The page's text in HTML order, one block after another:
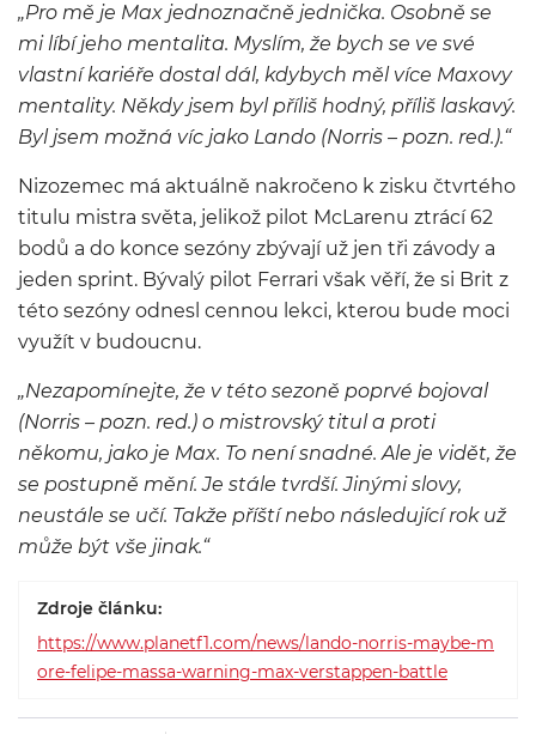
„Pro mě je Max jednoznačně jednička. Osobně se
mi líbí jeho mentalita. Myslím, že bych se ve své
vlastní kariéře dostal dál, kdybych měl více Maxovy
mentality. Někdy jsem byl příliš hodný, příliš laskavý.
Byl jsem možná víc jako Lando (Norris – pozn. red.).“
Nizozemec má aktuálně nakročeno k zisku čtvrtého
titulu mistra světa, jelikož pilot McLarenu ztrácí 62
bodů a do konce sezóny zbývají už jen tři závody a
jeden sprint. Bývalý pilot Ferrari však věří, že si Brit z
této sezóny odnesl cennou lekci, kterou bude moci
využít v budoucnu.
„Nezapomínejte, že v této sezoně poprvé bojoval
(Norris – pozn. red.) o mistrovský titul a proti
někomu, jako je Max. To není snadné. Ale je vidět, že
se postupně mění. Je stále tvrdší. Jinými slovy,
neustále se učí. Takže příští nebo následující rok už
může být vše jinak.“
Zdroje článku:
https://www.planetf1.com/news/lando-norris-maybe-m
ore-felipe-massa-warning-max-verstappen-battle